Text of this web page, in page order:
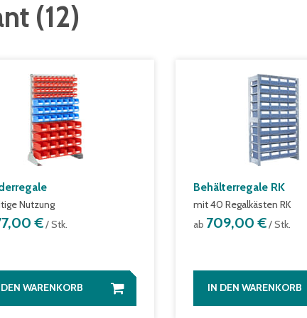
(12)
Nutzung
€/ Stk.
WARENKORB
Behälterregale RK
mit 40 Regalkästen RK
ab 709,00 €/ Stk.
IN DEN WARENKORB